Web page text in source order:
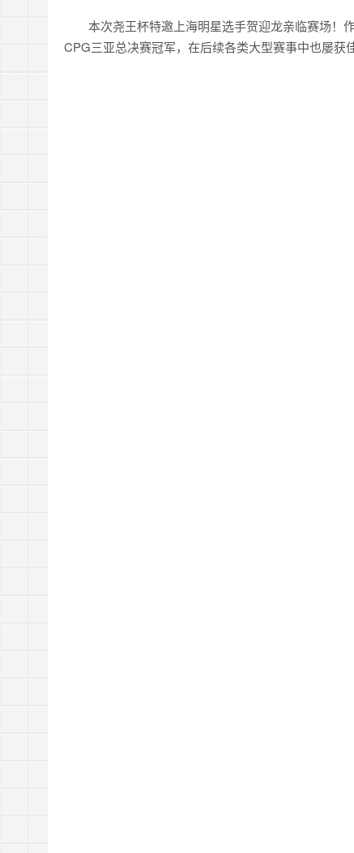
本次尧王杯特邀上海明星选手贺迎龙亲临赛场！
CPG三亚总决赛冠军，在后续各类大型赛事中也屡获